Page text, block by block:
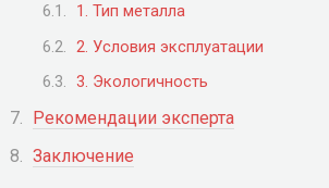
1. Тип металла
2. Условия эксплуатации
3. Экологичность
Рекомендации эксперта
Заключение